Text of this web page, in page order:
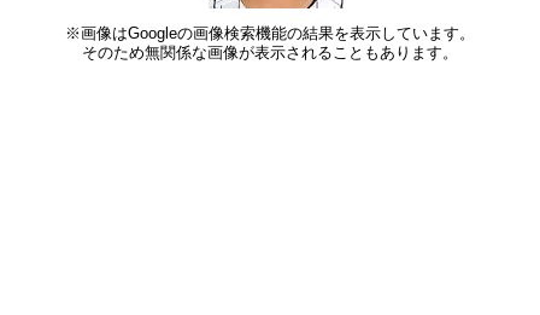
※画像はGoogleの画像検索機能の結果を表示しています。
そのため無関係な画像が表示されることもあります。